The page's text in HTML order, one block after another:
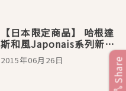
【日本限定商品】 哈根達
斯和風Japonais系列新口
味「抹茶黃豆粉黑蜜」試
吃大會，是否能超越「黃
2015年06月26日 Share